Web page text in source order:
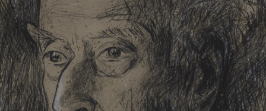
MUSEO
ARCHIVO
CERTAMEN DE DIBUJO
FUNDACIÓN
TIENDA
NOTICIAS